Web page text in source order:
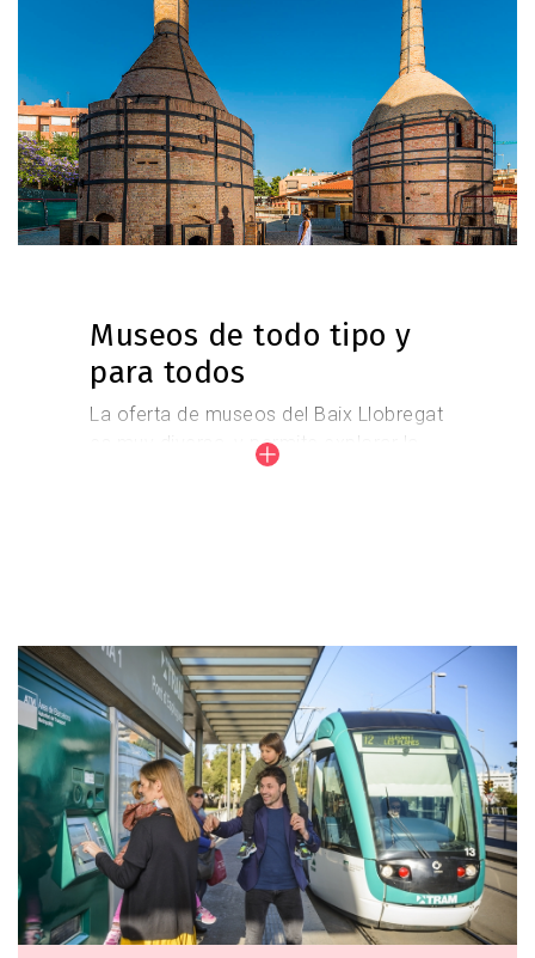
Museos de todo tipo y
para todos
La oferta de museos del Baix Llobregat
es muy diversa, y permite explorar la
historia, la arqueología, la arquitectura
Llobregat.
Museos
Imagen